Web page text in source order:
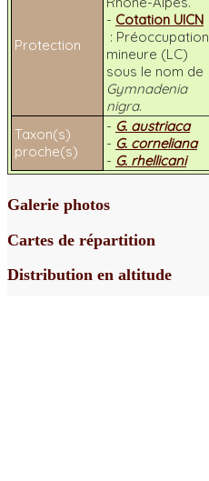
Protection
- Cotation UICN
: Préoccupation
mineure (LC)
sous le nom de
Gymnadenia
nigra.
Taxon(s)
proche(s)
- G. austriaca
- G. corneliana
- G. rhellicani
Galerie photos
Cartes de répartition
Distribution en altitude